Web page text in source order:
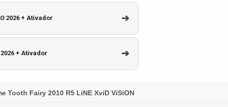
2026 + Ativador ➜
+ Ativador ➜
Tooth Fairy 2010 R5 LiNE XviD ViSiON